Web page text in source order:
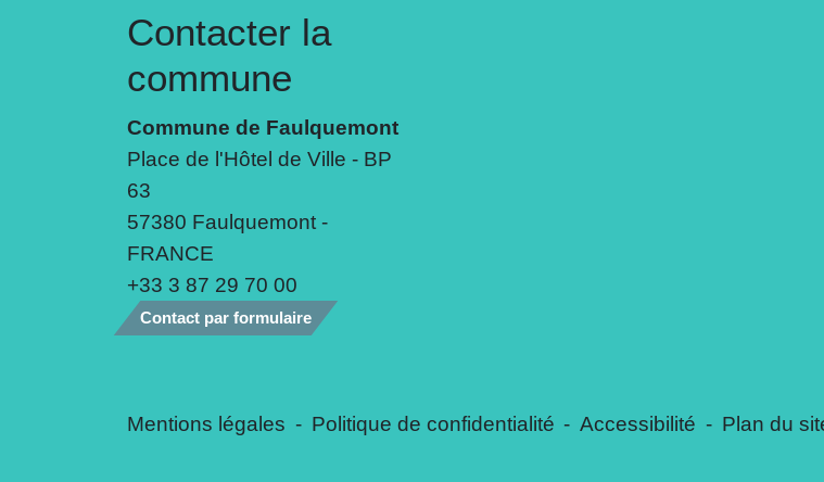
Contacter la
commune
Commune de Faulquemont
Place de l'Hôtel de Ville - BP
63
57380 Faulquemont -
FRANCE
+33 3 87 29 70 00
Contact par formulaire
Mentions légales - Politique de confidentialité - Accessibilité - Plan du